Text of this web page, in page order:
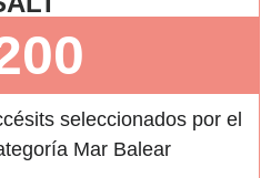
seleccionados por el
Mar Balear